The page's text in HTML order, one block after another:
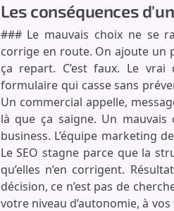
Les conséquences
### Le mauvais choix ne se
corrige en route. On ajoute un
ça repart. C’est faux. Le
formulaire qui casse sans
Un commercial appelle,
là que ça saigne. Un
business. L’équipe marketing
Le SEO stagne parce que la
qu’elles n’en corrigent.
décision, ce n’est pas de
votre niveau d’autonomie, à